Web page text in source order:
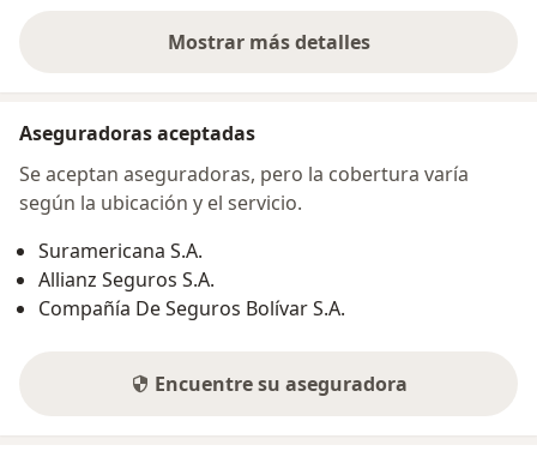
Mostrar más detalles
sobre la dirección
Aseguradoras aceptadas
Se aceptan aseguradoras, pero la cobertura varía
según la ubicación y el servicio.
Suramericana S.A.
Allianz Seguros S.A.
Compañía De Seguros Bolívar S.A.
Encuentre su aseguradora